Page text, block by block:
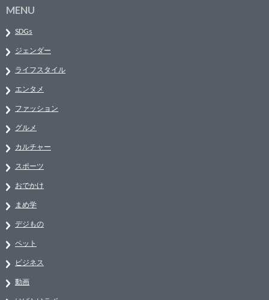
MENU
SDGs
ジェンダー
ライフスタイル
エンタメ
ファッション
グルメ
カルチャー
スポーツ
おでかけ
まめ学
デジもの
ペット
ビジネス
動画